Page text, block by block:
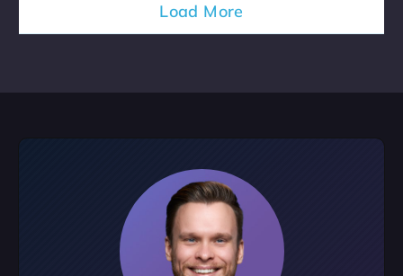
Load More